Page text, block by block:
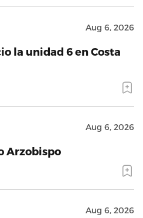
Aug 6, 2026
la unidad 6 en Costa
Aug 6, 2026
Arzobispo
Aug 6, 2026